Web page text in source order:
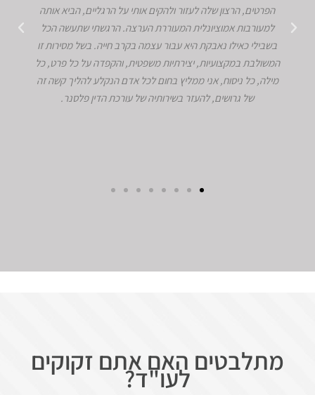
הפרטים, הרצון שלה לעזור ולהקים אותי על הרגליים, הביא אותה
למעורבות אמוציונלית המעוררת הערצה. הרגשתי שתעשה הכל
בשבילי כאילו נאבקת היא עבור עצמה בקרב חייה. בשל מסירות זו
המשולבת במקצועיות, יצירתיות משפטית, והקפדה על כל פרט, כל
מילה, כל ניסוח, אני ממליץ בחום לכל אדם הנקלע להליך קשה זה
של גרושים, להעזר בשירותיה של עורכת הדין פלסנר.
מתלבטים האם אתם זקוקים
לעו"ד?